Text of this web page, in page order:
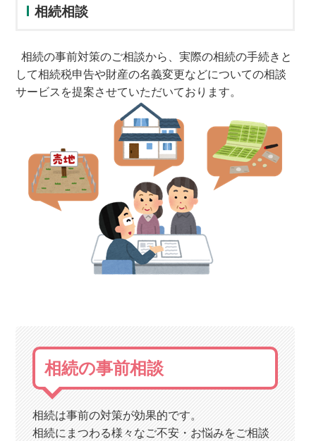
相続相談
相続の事前対策のご相談から、実際の相続の手続きと
して相続税申告や財産の名義変更などについての相談
サービスを提案させていただいております。
相続の事前相談
相続は事前の対策が効果的です。
相続にまつわる様々なご不安・お悩みをご相談